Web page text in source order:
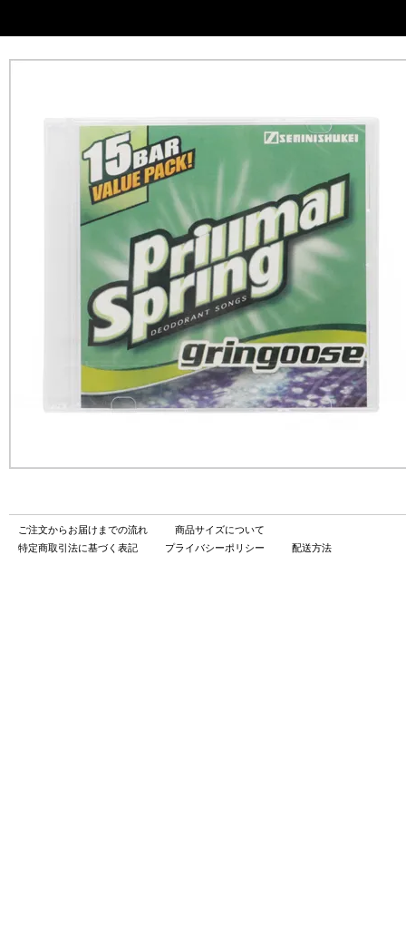
ご注文からお届けまでの流れ
商品サイズについて
特定商取引法に基づく表記
プライバシーポリシー 配送方法